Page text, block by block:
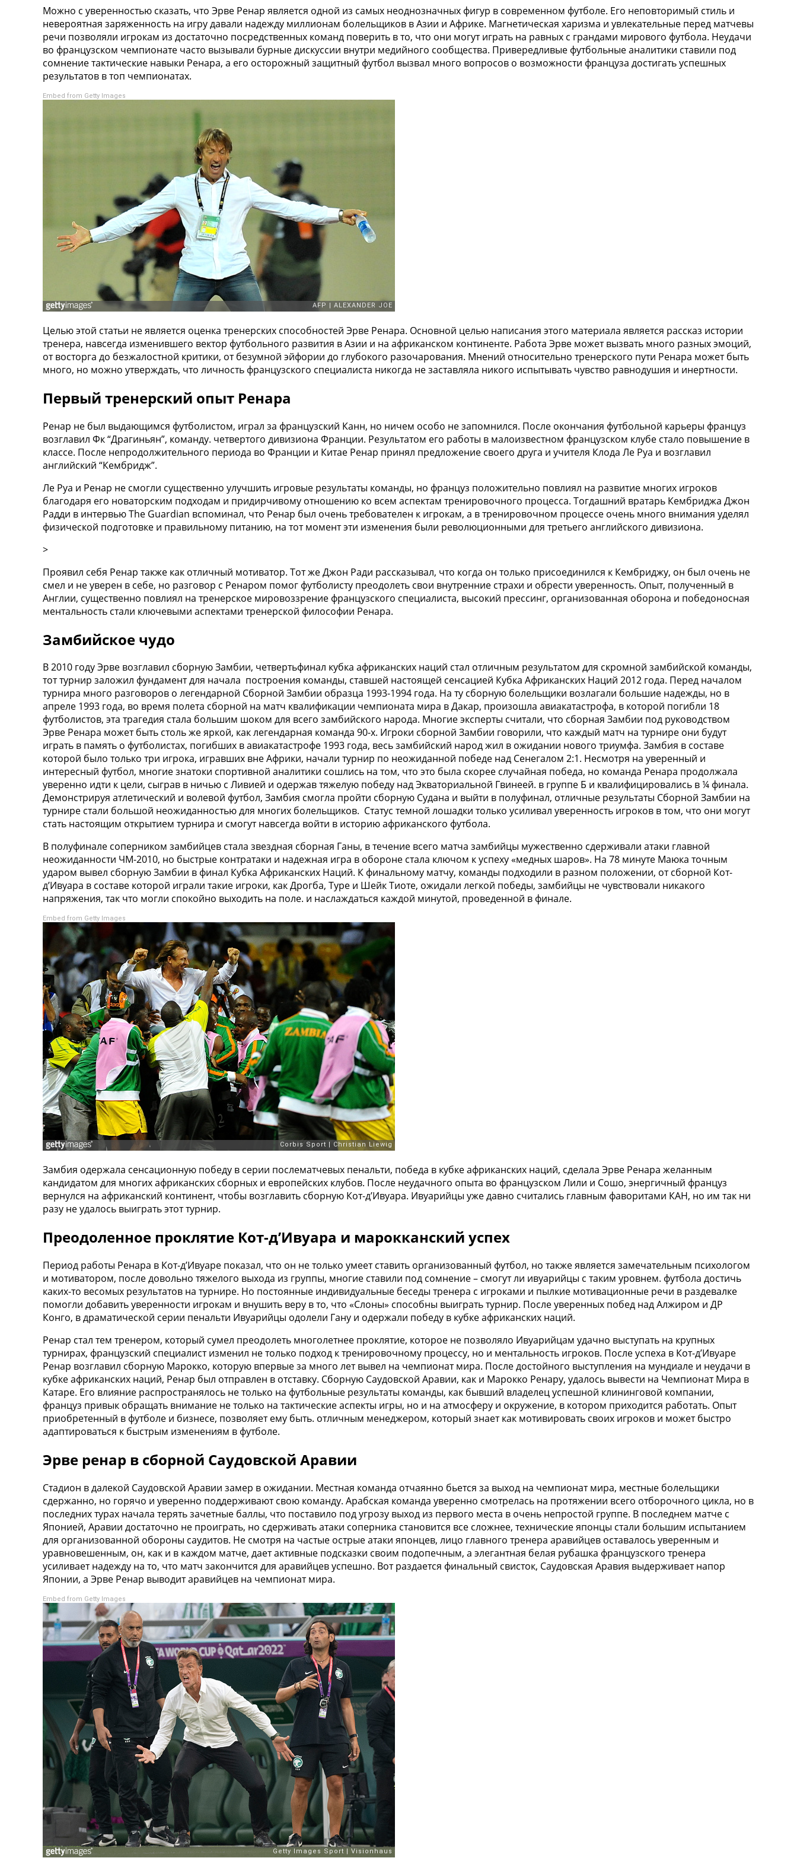
Турниры
Чемпионат Мира
Украина. Премьер-Лига
Украина. Первая Лига
Лига Чемпионов
Англия. Премьер Лига
Испания. Ла Лига
Другие Турниры >>>
Таблицы групп Чемпионата Мира
Украина. Премьер-Лига
Лига Чемпионов. Таблицы групп
Англия. Премьер-Лига
Испания. Ла Лига
Все таблицы >>>
Рейтинги
Рейтинг стран УЕФА
Рейтинг клубов УЕФА
Рейтинг ФИФА
ТВ программа
UA
Categories
Главная
Новости футбола
Трансферы
Новости футбола Украины
Последние комментарии
Конкурс прогнозов
Логин
Рейтинги
Коллективный прогноз
Турниры
Чемпионат Мира
Украина. Премьер-Лига
Англия. Премьер Лига
Испания. Ла Лига
Другие Турниры >>>
Таблицы
Украина. Премьер-Лига
Украина. Первая Лига
Лига Чемпионов. Таблицы групп
Англия. Премьер-Лига
Испания. Ла Лига
Все таблицы >>>
Рейтинги
Рейтинг стран УЕФА
Рейтинг клубов УЕФА
Рейтинг ФИФА
ТВ программа
Можно с уверенностью сказать, что Эрве Ренар является одной из самых неоднозначных фигур в современном футболе. Его неповторимый стиль и
невероятная заряженность на игру давали надежду миллионам болельщиков в Азии и Африке. Магнетическая харизма и увлекательные перед матчевы
речи позволяли игрокам из достаточно посредственных команд поверить в то, что они могут играть на равных с грандами мирового футбола. Неудачи
во французском чемпионате часто вызывали бурные дискуссии внутри медийного сообщества. Привередливые футбольные аналитики ставили под
сомнение тактические навыки Ренара, а его осторожный защитный футбол вызвал много вопросов о возможности француза достигать успешных
результатов в топ чемпионатах.
Embed from Getty Images
Целью этой статьи не является оценка тренерских способностей Эрве Ренара. Основной целью написания этого материала является рассказ истории
тренера, навсегда изменившего вектор футбольного развития в Азии и на африканском континенте. Работа Эрве может вызвать много разных эмоций,
от восторга до безжалостной критики, от безумной эйфории до глубокого разочарования. Мнений относительно тренерского пути Ренара может быть
много, но можно утверждать, что личность французского специалиста никогда не заставляла никого испытывать чувство равнодушия и инертности.
Первый тренерский опыт Ренара
Ренар не был выдающимся футболистом, играл за французский Канн, но ничем особо не запомнился. После окончания футбольной карьеры француз
возглавил Фк “Драгиньян”, команду. четвертого дивизиона Франции. Результатом его работы в малоизвестном французском клубе стало повышение в
классе. После непродолжительного периода во Франции и Китае Ренар принял предложение своего друга и учителя Клода Ле Руа и возглавил
английский “Кембридж”.
Ле Руа и Ренар не смогли существенно улучшить игровые результаты команды, но француз положительно повлиял на развитие многих игроков
благодаря его новаторским подходам и придирчивому отношению ко всем аспектам тренировочного процесса. Тогдашний вратарь Кембриджа Джон
Радди в интервью The Guardian вспоминал, что Ренар был очень требователен к игрокам, а в тренировочном процессе очень много внимания уделял
физической подготовке и правильному питанию, на тот момент эти изменения были революционными для третьего английского дивизиона.
>
Проявил себя Ренар также как отличный мотиватор. Тот же Джон Ради рассказывал, что когда он только присоединился к Кембриджу, он был очень не
смел и не уверен в себе, но разговор с Ренаром помог футболисту преодолеть свои внутренние страхи и обрести уверенность. Опыт, полученный в
Англии, существенно повлиял на тренерское мировоззрение французского специалиста, высокий прессинг, организованная оборона и победоносная
ментальность стали ключевыми аспектами тренерской философии Ренара.
Замбийское чудо
В 2010 году Эрве возглавил сборную Замбии, четвертьфинал кубка африканских наций стал отличным результатом для скромной замбийской команды,
тот турнир заложил фундамент для начала построения команды, ставшей настоящей сенсацией Кубка Африканских Наций 2012 года. Перед началом
турнира много разговоров о легендарной Сборной Замбии образца 1993-1994 года. На ту сборную болельщики возлагали большие надежды, но в
апреле 1993 года, во время полета сборной на матч квалификации чемпионата мира в Дакар, произошла авиакатастрофа, в которой погибли 18
футболистов, эта трагедия стала большим шоком для всего замбийского народа. Многие эксперты считали, что сборная Замбии под руководством
Эрве Ренара может быть столь же яркой, как легендарная команда 90-х. Игроки сборной Замбии говорили, что каждый матч на турнире они будут
играть в память о футболистах, погибших в авиакатастрофе 1993 года, весь замбийский народ жил в ожидании нового триумфа. Замбия в составе
которой было только три игрока, игравших вне Африки, начали турнир по неожиданной победе над Сенегалом 2:1. Несмотря на уверенный и
интересный футбол, многие знатоки спортивной аналитики сошлись на том, что это была скорее случайная победа, но команда Ренара продолжала
уверенно идти к цели, сыграв в ничью с Ливией и одержав тяжелую победу над Экваториальной Гвинеей. в группе Б и квалифицировались в ¼ финала.
Демонстрируя атлетический и волевой футбол, Замбия смогла пройти сборную Судана и выйти в полуфинал, отличные результаты Сборной Замбии на
турнире стали большой неожиданностью для многих болельщиков. Статус темной лошадки только усиливал уверенность игроков в том, что они могут
стать настоящим открытием турнира и смогут навсегда войти в историю африканского футбола.
В полуфинале соперником замбийцев стала звездная сборная Ганы, в течение всего матча замбийцы мужественно сдерживали атаки главной
неожиданности ЧМ-2010, но быстрые контратаки и надежная игра в обороне стала ключом к успеху «медных шаров». На 78 минуте Маюка точным
ударом вывел сборную Замбии в финал Кубка Африканских Наций. К финальному матчу, команды подходили в разном положении, от сборной Кот-
д’Ивуара в составе которой играли такие игроки, как Дрогба, Туре и Шейк Тиоте, ожидали легкой победы, замбийцы не чувствовали никакого
напряжения, так что могли спокойно выходить на поле. и наслаждаться каждой минутой, проведенной в финале.
Embed from Getty Images
Замбия одержала сенсационную победу в серии послематчевых пенальти, победа в кубке африканских наций, сделала Эрве Ренара желанным
кандидатом для многих африканских сборных и европейских клубов. После неудачного опыта во французском Лили и Сошо, энергичный француз
вернулся на африканский континент, чтобы возглавить сборную Кот-д’Ивуара. Ивуарийцы уже давно считались главным фаворитами КАН, но им так ни
разу не удалось выиграть этот турнир.
Преодоленное проклятие Кот-д’Ивуара и марокканский успех
Период работы Ренара в Кот-д’Ивуаре показал, что он не только умеет ставить организованный футбол, но также является замечательным психологом
и мотиватором, после довольно тяжелого выхода из группы, многие ставили под сомнение – смогут ли ивуарийцы с таким уровнем. футбола достичь
каких-то весомых результатов на турнире. Но постоянные индивидуальные беседы тренера с игроками и пылкие мотивационные речи в раздевалке
помогли добавить уверенности игрокам и внушить веру в то, что «Слоны» способны выиграть турнир. После уверенных побед над Алжиром и ДР
Конго, в драматической серии пенальти Ивуарийцы одолели Гану и одержали победу в кубке африканских наций.
Ренар стал тем тренером, который сумел преодолеть многолетнее проклятие, которое не позволяло Ивуарийцам удачно выступать на крупных
турнирах, французский специалист изменил не только подход к тренировочному процессу, но и ментальность игроков. После успеха в Кот-д’Ивуаре
Ренар возглавил сборную Марокко, которую впервые за много лет вывел на чемпионат мира. После достойного выступления на мундиале и неудачи в
кубке африканских наций, Ренар был отправлен в отставку. Сборную Саудовской Аравии, как и Марокко Ренару, удалось вывести на Чемпионат Мира в
Катаре. Его влияние распространялось не только на футбольные результаты команды, как бывший владелец успешной клининговой компании,
француз привык обращать внимание не только на тактические аспекты игры, но и на атмосферу и окружение, в котором приходится работать. Опыт
приобретенный в футболе и бизнесе, позволяет ему быть. отличным менеджером, который знает как мотивировать своих игроков и может быстро
адаптироваться к быстрым изменениям в футболе.
Эрве ренар в сборной Саудовской Аравии
Стадион в далекой Саудовской Аравии замер в ожидании. Местная команда отчаянно бьется за выход на чемпионат мира, местные болельщики
сдержанно, но горячо и уверенно поддерживают свою команду. Арабская команда уверенно смотрелась на протяжении всего отборочного цикла, но в
последних турах начала терять зачетные баллы, что поставило под угрозу выход из первого места в очень непростой группе. В последнем матче с
Японией, Аравии достаточно не проиграть, но сдерживать атаки соперника становится все сложнее, технические японцы стали большим испытанием
для организованной обороны саудитов. Не смотря на частые острые атаки японцев, лицо главного тренера аравийцев оставалось уверенным и
уравновешенным, он, как и в каждом матче, дает активные подсказки своим подопечным, а элегантная белая рубашка французского тренера
усиливает надежду на то, что матч закончится для аравийцев успешно. Вот раздается финальный свисток, Саудовская Аравия выдерживает напор
Японии, а Эрве Ренар выводит аравийцев на чемпионат мира.
Embed from Getty Images